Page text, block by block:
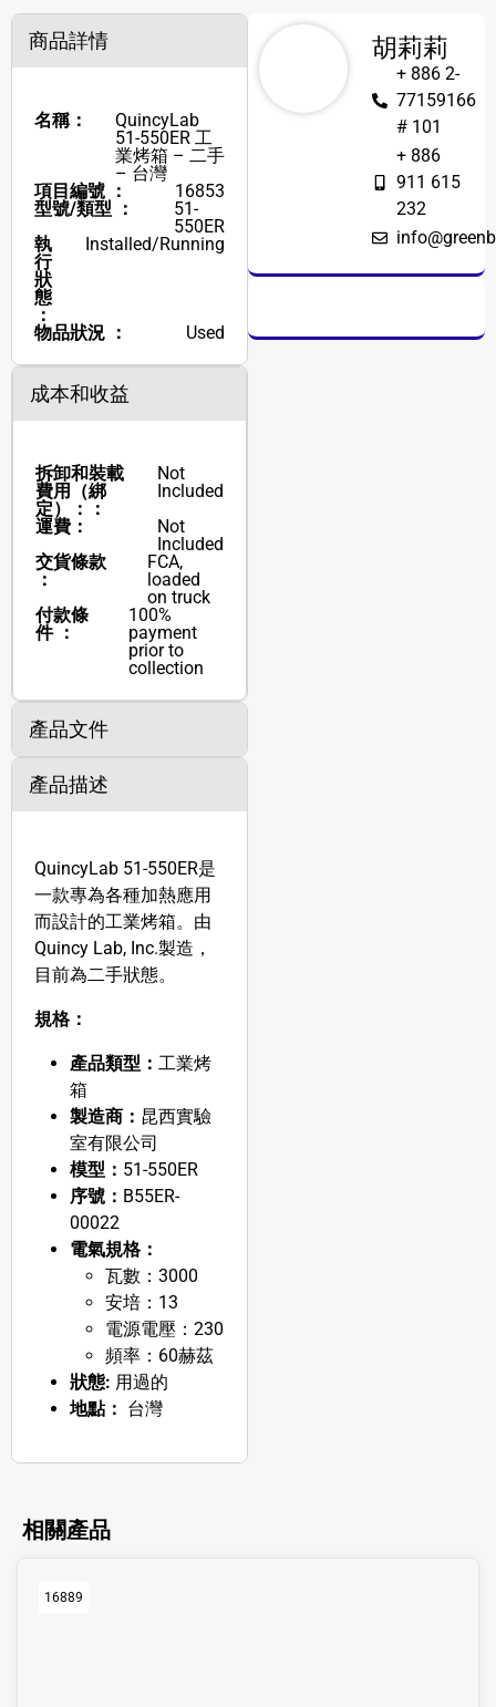
商品詳情
名稱：
QuincyLab
51-550ER 工
業烤箱 – 二手
– 台灣
項目編號 ：
16853
型號/類型 ：
51-
550ER
執
行
狀
態
：
Installed/Running
物品狀況 ： Used
成本和收益
拆卸和裝載
費用（綁
定）：：
Not
Included
運費：
Not
Included
交貨條款
：
FCA,
loaded
on truck
付款條
件 ：
100%
payment
prior to
collection
產品文件
產品描述
QuincyLab 51-550ER是
一款專為各種加熱應用
而設計的工業烤箱。由
Quincy Lab, Inc.製造，
目前為二手狀態。
規格：
產品類型： 工業烤
箱
製造商： 昆西實驗
室有限公司
模型： 51-550ER
序號： B55ER-
00022
電氣規格：
瓦數：3000
安培：13
電源電壓：230
頻率：60赫茲
狀態: 用過的
地點： 台灣
胡莉莉
+ 886 2-
77159166
# 101
+ 886
911 615
232
相關產品
16889